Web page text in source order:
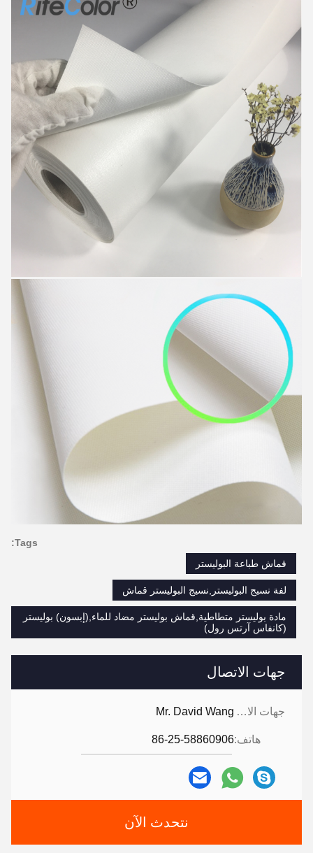
جهات الاتصال
جهات الاتصال: Mr. David Wang
هاتف:86-25-58860906
نتحدث الآن
Tags:
قماش طباعة البوليستر
لفة نسيج البوليستر,نسيج البوليستر قماش
مادة بوليستر متطاطية,قماش بوليستر مضاد للماء,(إبسون) بوليستر
(كانفاس آرتس رول)